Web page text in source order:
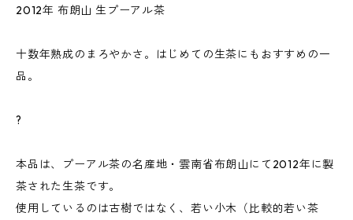
2012年 布朗山 生プーアル茶
十数年熟成のまろやかさ。はじめての生茶にもおすすめの一
品。
?
本品は、プーアル茶の名産地・雲南省布朗山にて2012年に製
茶された生茶です。
使用しているのは古樹ではなく、若い小木（比較的若い茶